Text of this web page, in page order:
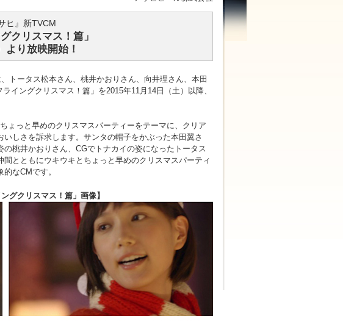
ヒ』新TVCM
クリスマス！篇」
より放映開始！
トータス松本さん、桃井かおりさん、向井理さん、本田
イングクリスマス！篇」を2015年11月14日（土）以降、
ょっと早めのクリスマスパーティーをテーマに、クリア
しさを訴求します。サンタの帽子をかぶった本田翼さ
桃井かおりさん、CGでトナカイの姿になったトータス
とともにウキウキとちょっと早めのクリスマスパーティ
なCMです。
グクリスマス！篇」画像】